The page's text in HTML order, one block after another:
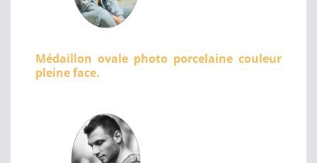
Médaillon ovale photo porcelaine couleur
pleine face.